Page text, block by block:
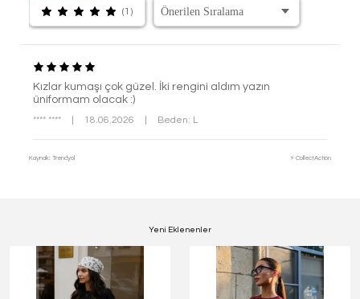
(1)
Kızlar kumaşı çok güzel. İki rengini aldım yazın
üniformam olacak :)
**** **** 18.06.2026 Beden: L
Kaynak: Trendyol ⚡ CollectAction
Yeni Eklenenler